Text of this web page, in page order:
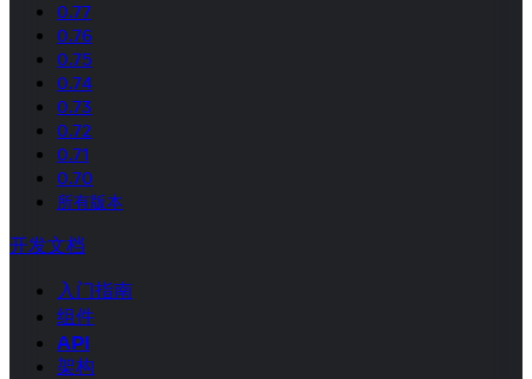
0.77
0.76
0.75
0.74
0.73
0.72
0.71
0.70
所有版本
开发文档
入门指南
组件
API
架构